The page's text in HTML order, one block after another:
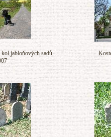
jabloňových sadů